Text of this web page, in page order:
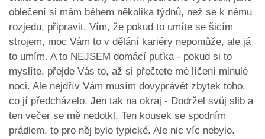
oblečení si mám během několika týdnů, než se k němu
rozjedu, připravit. Vím, že pokud to umíte se šicím
strojem, moc Vám to v dělání kariéry nepomůže, ale já
to umím. A to NEJSEM domácí puťka - pokud si to
myslíte, přejde Vás to, až si přečtete mé líčení minulé
noci. Ale nejdřív Vám musím dovyprávět zbytek toho,
co jí předcházelo. Jen tak na okraj - Dodržel svůj slib a
ten večer se mě nedotkl. Ten kousek se spodním
prádlem, to pro něj bylo typické. Ale nic víc nebylo.